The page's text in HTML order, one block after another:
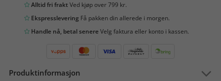
Alltid fri fraktVed kjøp over 799 kr.
Ekspresslevering Få pakken din allerede i morgen.
Handle nå, betal senereVelg faktura eller konto i kassen.
Produktinformasjon